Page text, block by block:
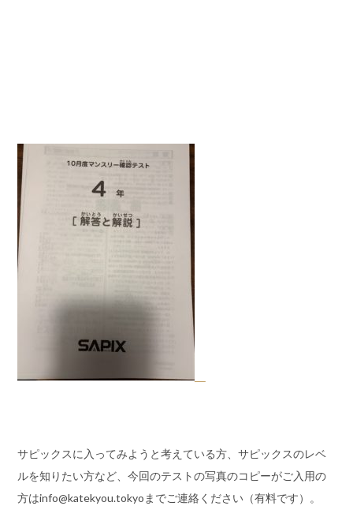
サピックスに入ってみようと考えている方、サピックスのレベ
ルを知りたい方など、今回のテストの写真のコピーがご入用の
方はinfo@katekyou.tokyoまでご連絡ください（有料です）。